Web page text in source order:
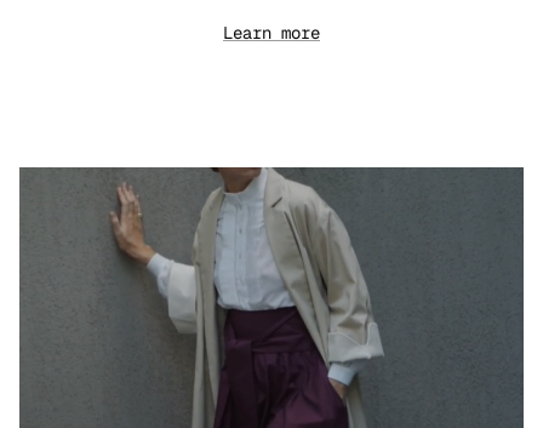
Learn more